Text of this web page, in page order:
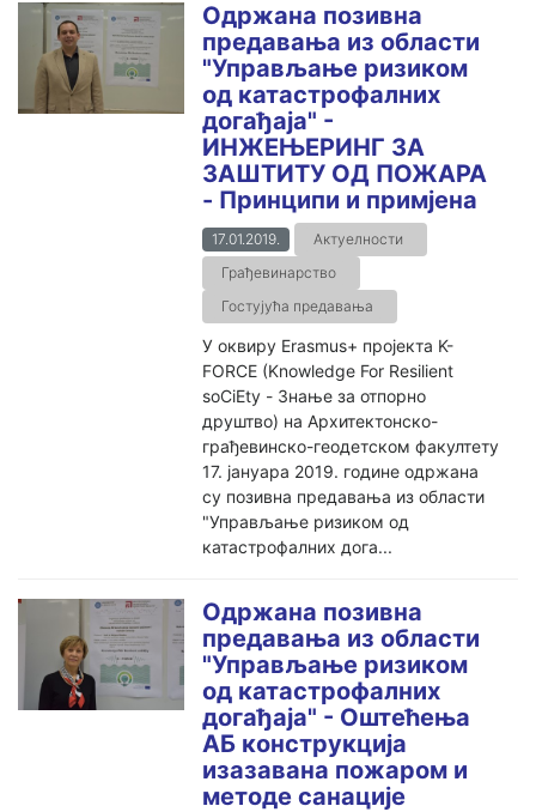
Одржана позивна
предавања из области
"Управљање ризиком
од катастрофалних
догађаја" -
ИНЖЕЊЕРИНГ ЗА
ЗАШТИТУ ОД ПОЖАРА
- Принципи и примјена
17.01.2019.
Актуелности
Грађевинарство
Гостујућа предавања
У оквиру Erasmus+ пројекта K-
FORCE (Knowledge For Resilient
soCiEty - Знање за отпорно
друштво) на Архитектонско-
грађевинско-геодетском факултету
17. јануара 2019. године одржана
су позивна предавања из области
"Управљање ризиком од
катастрофалних дога...
Одржана позивна
предавања из области
"Управљање ризиком
од катастрофалних
догађаја" - Оштећења
АБ конструкција
изазавана пожаром и
методе санације